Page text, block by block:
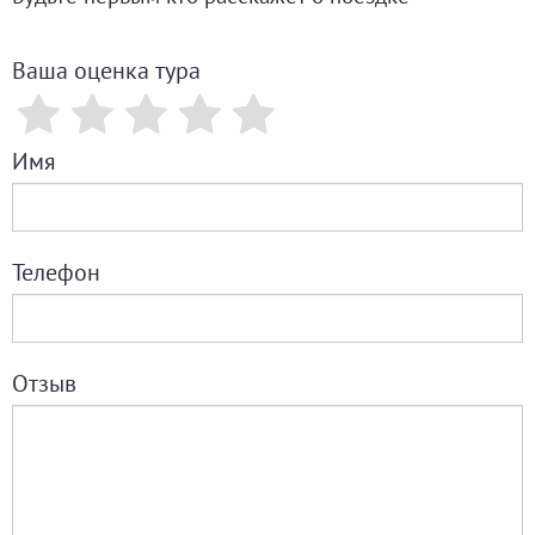
Ваша оценка тура
Имя
Телефон
Отзыв